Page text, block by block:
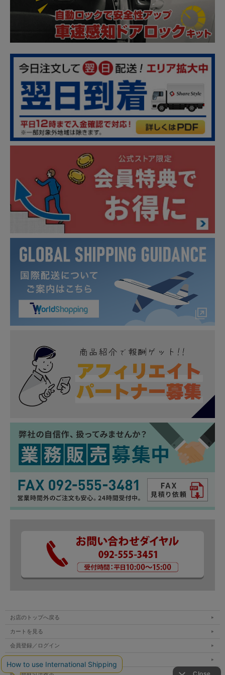
お店のトップへ戻る
カートを見る
会員登録／ログイン
特定商取引法表示